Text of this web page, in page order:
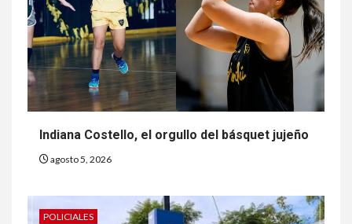
Indiana Costello, el orgullo del básquet jujeño
agosto 5, 2026
POLICIALES